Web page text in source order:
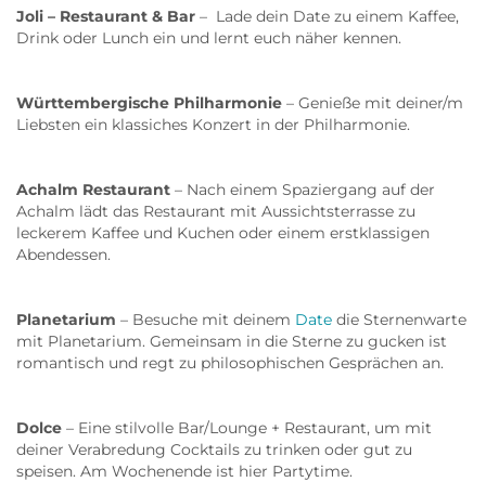
Joli – Restaurant & Bar – Lade dein Date zu einem Kaffee,
Drink oder Lunch ein und lernt euch näher kennen.
Württembergische Philharmonie – Genieße mit deiner/m
Liebsten ein klassiches Konzert in der Philharmonie.
Achalm Restaurant – Nach einem Spaziergang auf der
Achalm lädt das Restaurant mit Aussichtsterrasse zu
leckerem Kaffee und Kuchen oder einem erstklassigen
Abendessen.
Planetarium – Besuche mit deinem Date die Sternenwarte
mit Planetarium. Gemeinsam in die Sterne zu gucken ist
romantisch und regt zu philosophischen Gesprächen an.
Dolce – Eine stilvolle Bar/Lounge + Restaurant, um mit
deiner Verabredung Cocktails zu trinken oder gut zu
speisen. Am Wochenende ist hier Partytime.